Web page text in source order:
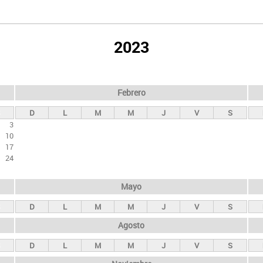
2023
3
10
17
24
Febrero
D L M M J V S
Mayo
D L M M J V S
Agosto
D L M M J V S